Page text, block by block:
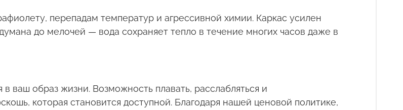
перепадам температур и агрессивной химии. Каркас усилен
до мелочей — вода сохраняет тепло в течение многих часов даже в
ваш образ жизни. Возможность плавать, расслабляться и
которая становится доступной. Благодаря нашей ценовой политике,